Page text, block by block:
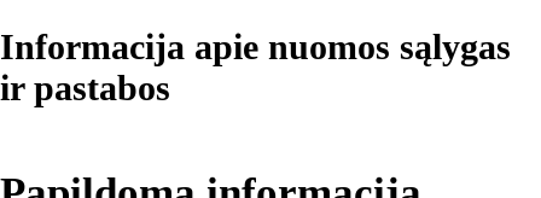
Informacija apie nuomos sąlygas
ir pastabos